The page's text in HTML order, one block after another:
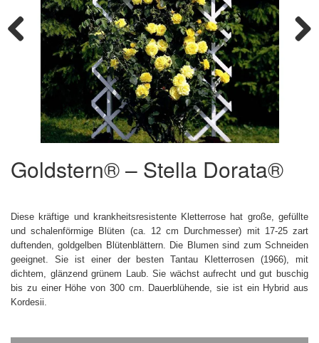
Goldstern® – Stella Dorata®
Diese kräftige und krankheitsresistente Kletterrose hat große, gefüllte
und schalenförmige Blüten (ca. 12 cm Durchmesser) mit 17-25 zart
duftenden, goldgelben Blütenblättern. Die Blumen sind zum Schneiden
geeignet. Sie ist einer der besten Tantau Kletterrosen (1966), mit
dichtem, glänzend grünem Laub. Sie wächst aufrecht und gut buschig
bis zu einer Höhe von 300 cm. Dauerblühende, sie ist ein Hybrid aus
Kordesii.